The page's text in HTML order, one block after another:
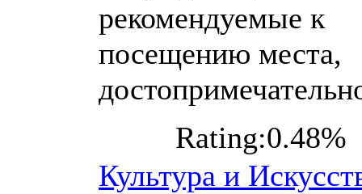
рекомендуемые к
посещению места,
Rating:0.48%
Культура и